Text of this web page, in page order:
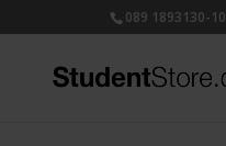
089 1893130-10